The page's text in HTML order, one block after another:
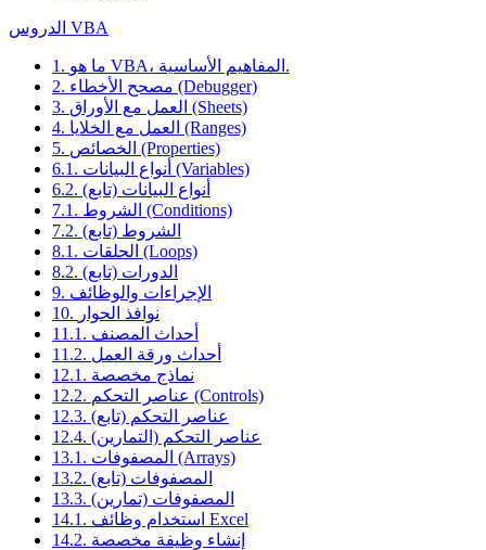
الدروس VBA
1. ما هو VBA، المفاهيم الأساسية.
2. مصحح الأخطاء (Debugger)
3. العمل مع الأوراق (Sheets)
4. العمل مع الخلايا (Ranges)
5. الخصائص (Properties)
6.1. أنواع البيانات (Variables)
6.2. أنواع البيانات (تابع)
7.1. الشروط (Conditions)
7.2. الشروط (تابع)
8.1. الحلقات (Loops)
8.2. الدورات (تابع)
9. الإجراءات والوظائف
10. نوافذ الحوار
11.1. أحداث المصنف
11.2. أحداث ورقة العمل
12.1. نماذج مخصصة
12.2. عناصر التحكم (Controls)
12.3. عناصر التحكم (تابع)
12.4. عناصر التحكم (التمارين)
13.1. المصفوفات (Arrays)
13.2. المصفوفات (تابع)
13.3. المصفوفات (تمارين)
14.1. استخدام وظائف Excel
14.2. إنشاء وظيفة مخصصة